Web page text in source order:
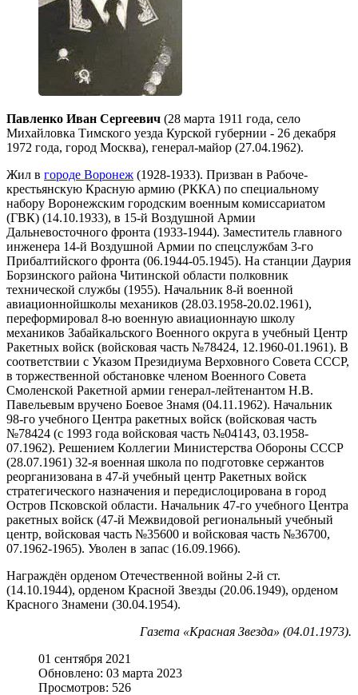
Павленко Иван Сергеевич (28 марта 1911 года, село
Михайловка Тимского уезда Курской губернии - 26 декабря
1972 года, город Москва), генерал-майор (27.04.1962).
Жил в городе Воронеж (1928-1933). Призван в Рабоче-
крестьянскую Красную армию (РККА) по специальному
набору Воронежским городским военным комиссариатом
(ГВК) (14.10.1933), в 15-й Воздушной Армии
Дальневосточного фронта (1933-1944). Заместитель главного
инженера 14-й Воздушной Армии по спецслужбам 3-го
Прибалтийского фронта (06.1944-05.1945). На станции Даурия
Борзинского района Читинской области полковник
технической службы (1955). Начальник 8-й военной
авиационнойшколы механиков (28.03.1958-20.02.1961),
переформировал 8-ю военную авиационнаую школу
механиков Забайкальского Военного округа в учебный Центр
Ракетных войск (войсковая часть №78424, 12.1960-01.1961). В
соответствии с Указом Президиума Верховного Совета СССР,
в торжественной обстановке членом Военного Совета
Смоленской Ракетной армии генерал-лейтенантом Н.В.
Павельевым вручено Боевое Знамя (04.11.1962). Начальник
98-го учебного Центра ракетных войск (войсковая часть
№78424 (с 1993 года войсковая часть №04143, 03.1958-
07.1962). Решением Коллегии Министерства Обороны СССР
(28.07.1961) 32-я военная школа по подготовке сержантов
реорганизована в 47-й учебный центр Ракетных войск
стратегического назначения и передислоцирована в город
Остров Псковской области. Начальник 47-го учебного Центра
ракетных войск (47-й Межвидовой региональный учебный
центр, войсковая часть №35600 и войсковая часть №36700,
07.1962-1965). Уволен в запас (16.09.1966).
Награждён орденом Отечественной войны 2-й ст.
(14.10.1944), орденом Красной Звезды (20.06.1949), орденом
Красного Знамени (30.04.1954).
Газета «Красная Звезда» (04.01.1973).
01 сентября 2021
Обновлено: 03 марта 2023
Просмотров: 526